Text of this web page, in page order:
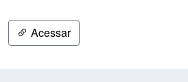
Acessar